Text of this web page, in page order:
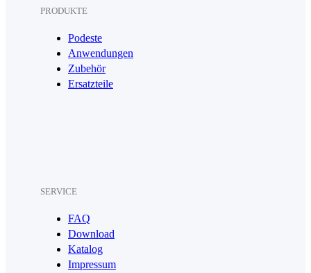
PRODUKTE
Podeste
Anwendungen
Zubehör
Ersatzteile
SERVICE
FAQ
Download
Katalog
Impressum